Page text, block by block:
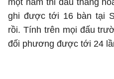
một năm thi đấu thăng
ghi được tới 16 bàn tại
rồi. Tính trên mọi đấu
đối phương được tới 24